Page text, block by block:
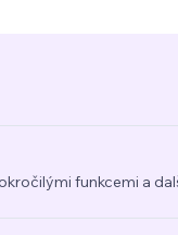
funkcemi a